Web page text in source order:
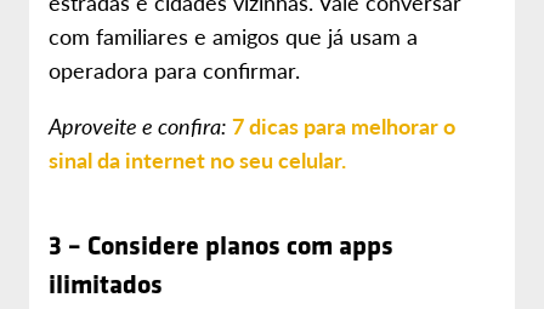
com familiares e amigos que já usam a
operadora para confirmar.
Aproveite e confira: 7 dicas para melhorar o
sinal da internet no seu celular.
3 – Considere planos com apps
ilimitados